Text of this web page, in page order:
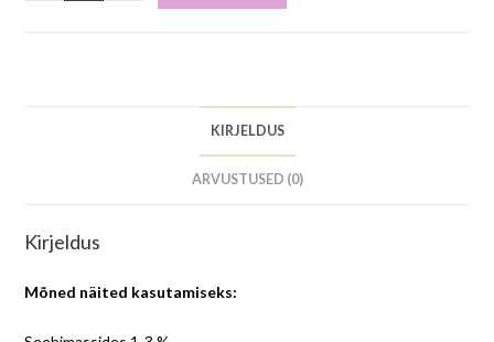
KIRJELDUS
ARVUSTUSED (0)
Kirjeldus
Mõned näited kasutamiseks: